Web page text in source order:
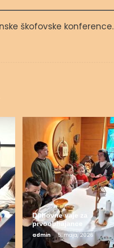
škofovske konference.
Duhovne vaje za
prvoobhajance
admin 5. maja, 2026